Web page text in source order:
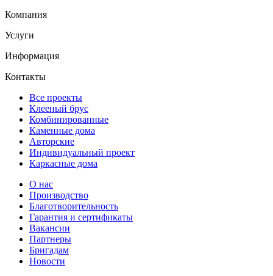
Компания
Услуги
Информация
Контакты
Все проекты
Клееный брус
Комбинированные
Каменные дома
Авторские
Индивидуальный проект
Каркасные дома
О нас
Производство
Благотворительность
Гарантия и сертификаты
Вакансии
Партнеры
Бригадам
Новости